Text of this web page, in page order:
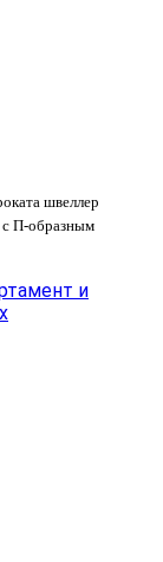
швеллер
с П-образным
и